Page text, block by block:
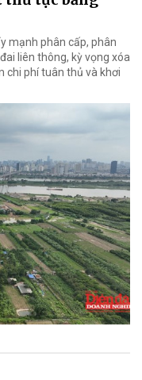
mạnh phân cấp, phân
liên thông, kỳ vọng xóa
chi phí tuân thủ và khơi